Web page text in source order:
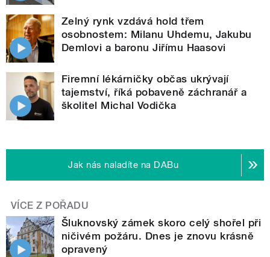
Zelný rynk vzdává hold třem
osobnostem: Milanu Uhdemu, Jakubu
Demlovi a baronu Jiřímu Haasovi
Firemní lékárničky občas ukrývají
tajemství, říká pobaveně záchranář a
školitel Michal Vodička
Jak nás naladíte na DABu
VÍCE Z POŘADU
Šluknovský zámek skoro celý shořel při
ničivém požáru. Dnes je znovu krásně
opravený